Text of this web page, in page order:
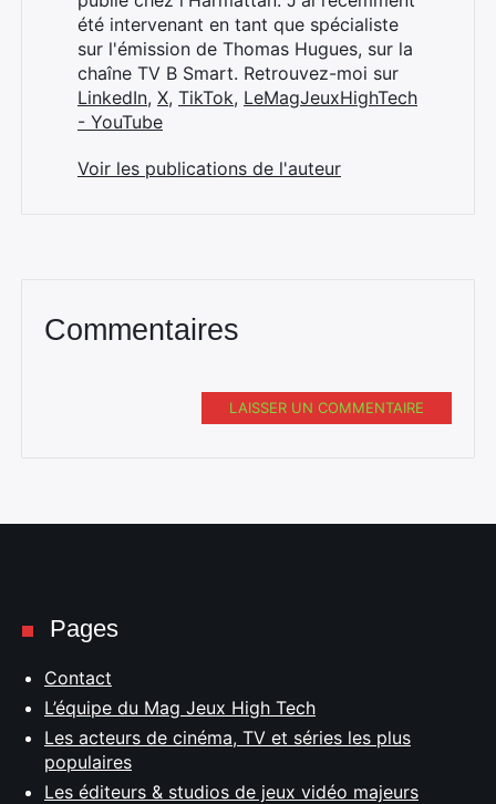
été intervenant en tant que spécialiste
sur l'émission de Thomas Hugues, sur la
chaîne TV B Smart. Retrouvez-moi sur
LinkedIn, X, TikTok, LeMagJeuxHighTech
- YouTube
Voir les publications de l'auteur
Commentaires
LAISSER UN COMMENTAIRE
Pages
Contact
L’équipe du Mag Jeux High Tech
Les acteurs de cinéma, TV et séries les plus
populaires
Les éditeurs & studios de jeux vidéo majeurs
Rechercher